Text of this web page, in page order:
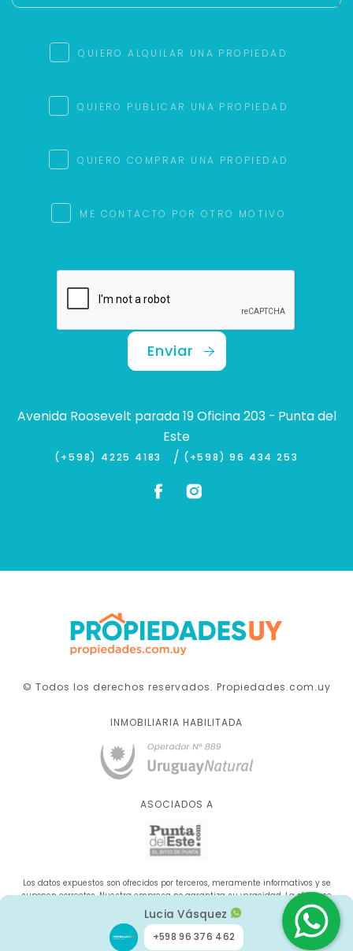
Lucia Vásquez
+598 96 376 462
QUIERO ALQUILAR UNA PROPIEDAD
QUIERO PUBLICAR UNA PROPIEDAD
QUIERO COMPRAR UNA PROPIEDAD
ME CONTACTO POR OTRO MOTIVO
Enviar
Avenida Roosevelt parada 19 Oficina 203 - Punta del
Este
(+598) 4225 4183 / (+598) 96 434 253
© Todos los derechos reservados. Propiedades.com.uy
INMOBILIARIA HABILITADA
ASOCIADOS A
Los datos expuestos son ofrecidos por terceros, meramente informativos y se
suponen correctos. Nuestra empresa no garantiza su veracidad. La oferta se
sujeta a errores, cambios de precio, omisión y/o retirada del mercado sin aviso
previo.